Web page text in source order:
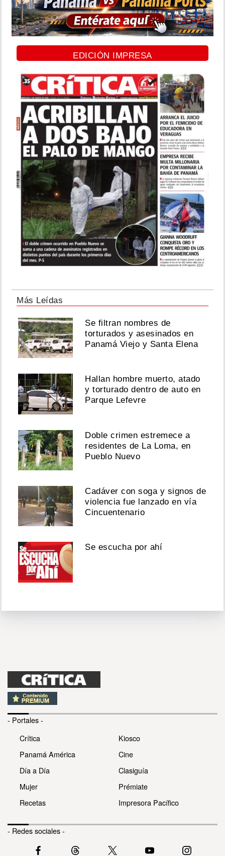
EDICIÓN IMPRESA
Más Leídas
Se filtran nombres de
torturados y asesinados en
Panamá Viejo y Santa Elena
Hallan hombre muerto, atado
y torturado dentro de auto en
Parque Lefevre
Doble crimen estremece a
residentes de La Loma, en
Pueblo Nuevo
Cadáver con soga y signos de
violencia fue lanzado en vía
Cincuentenario
Se escucha por ahí
- Portales -
Crítica
Panamá América
Día a Día
Mujer
Recetas
Kiosco
Cine
Clasiguía
Prémiate
Impresora Pacífico
- Redes sociales -